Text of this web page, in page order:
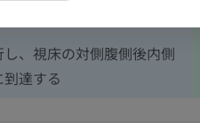
、視床の対側腹側後内側
到達する